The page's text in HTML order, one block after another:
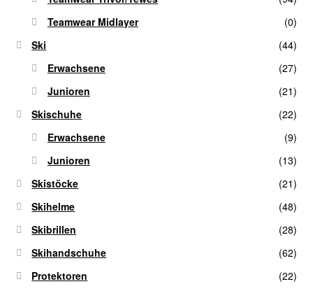
Teamwear Midlayer
(0)
Ski
(44)
Erwachsene
(27)
Junioren
(21)
Skischuhe
(22)
Erwachsene
(9)
Junioren
(13)
Skistöcke
(21)
Skihelme
(48)
Skibrillen
(28)
Skihandschuhe
(62)
Protektoren
(22)